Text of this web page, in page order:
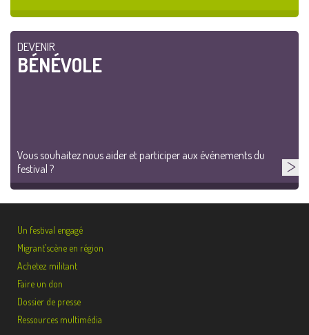
DEVENIR
BÉNÉVOLE
Vous souhaitez nous aider et participer aux événements du
festival ?
Un festival engagé
Migrant’scène en région
Achetez militant
Faire un don
Dossier de presse
Ressources multimédia